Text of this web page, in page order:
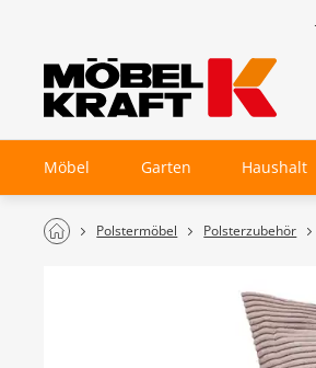
Möbel Garten Haushalt
Polstermöbel Polsterzubehör